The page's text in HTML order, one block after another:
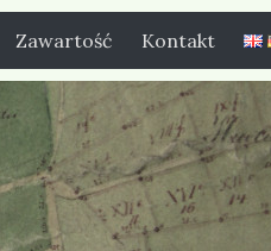
Zawartość Kontakt